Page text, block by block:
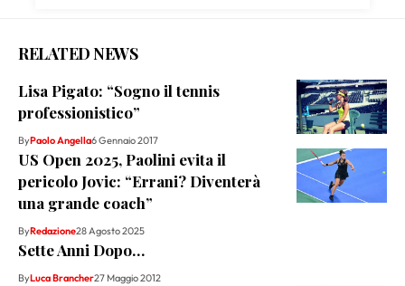
RELATED NEWS
Lisa Pigato: “Sogno il tennis
professionistico”
ByPaolo Angella6 Gennaio 2017
US Open 2025, Paolini evita il
pericolo Jovic: “Errani? Diventerà
una grande coach”
ByRedazione28 Agosto 2025
Sette Anni Dopo…
ByLuca Brancher27 Maggio 2012